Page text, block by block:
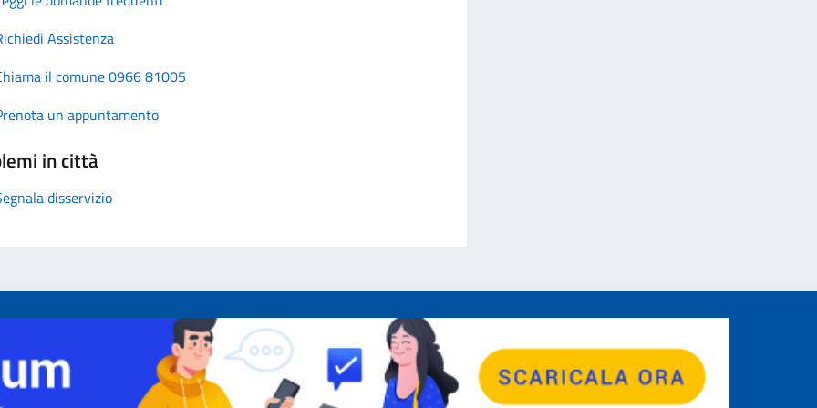
Assistenza
il comune 0966 81005
un appuntamento
in città
disservizio